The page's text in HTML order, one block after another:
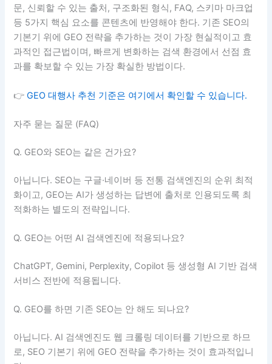
문, 신뢰할 수 있는 출처, 구조화된 형식, FAQ, 스키마 마크업
등 5가지 핵심 요소를 콘텐츠에 반영해야 한다. 기존 SEO의
기본기 위에 GEO 전략을 추가하는 것이 가장 현실적이고 효
과적인 접근법이며, 빠르게 변화하는 검색 환경에서 선점 효
과를 확보할 수 있는 가장 확실한 방법이다.
👉GEO 대행사 추천 기준은 여기에서 확인할 수 있습니다.
자주 묻는 질문 (FAQ)
Q. GEO와 SEO는 같은 건가요?
아닙니다. SEO는 구글·네이버 등 전통 검색엔진의 순위 최적
화이고, GEO는 AI가 생성하는 답변에 출처로 인용되도록 최
적화하는 별도의 전략입니다.
Q. GEO는 어떤 AI 검색엔진에 적용되나요?
ChatGPT, Gemini, Perplexity, Copilot 등 생성형 AI 기반 검색
서비스 전반에 적용됩니다.
Q. GEO를 하면 기존 SEO는 안 해도 되나요?
아닙니다. AI 검색엔진도 웹 크롤링 데이터를 기반으로 하므
로, SEO 기본기 위에 GEO 전략을 추가하는 것이 효과적입니